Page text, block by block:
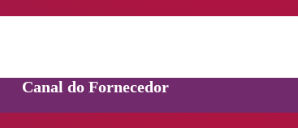
Canal do Fornecedor